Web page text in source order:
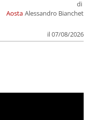
Aosta
di
Alessandro Bianchet
il 07/08/2026